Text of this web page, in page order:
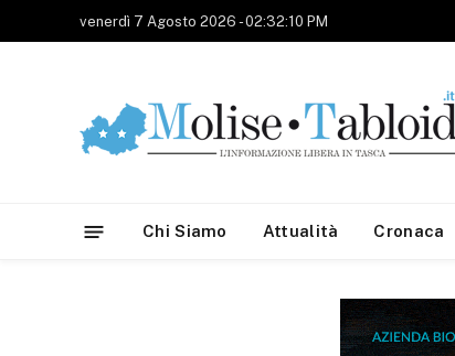
venerdì 7 Agosto 2026 - 02:32:10 PM
Chi Siamo Attualità Cronaca